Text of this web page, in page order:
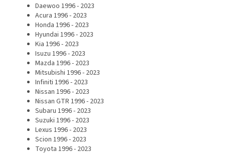
Daewoo 1996 - 2023
Acura 1996 - 2023
Honda 1996 - 2023
Hyundai 1996 - 2023
Kia 1996 - 2023
Isuzu 1996 - 2023
Mazda 1996 - 2023
Mitsubishi 1996 - 2023
Infiniti 1996 - 2023
Nissan 1996 - 2023
Nissan GTR 1996 - 2023
Subaru 1996 - 2023
Suzuki 1996 - 2023
Lexus 1996 - 2023
Scion 1996 - 2023
Toyota 1996 - 2023